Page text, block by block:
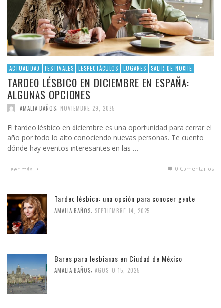
ACTUALIDAD FESTIVALES LESPECTÁCULOS LUGARES SALIR DE NOCHE
TARDEO LÉSBICO EN DICIEMBRE EN ESPAÑA:
ALGUNAS OPCIONES
AMALIA BAÑOS NOVIEMBRE 29, 2025
El tardeo lésbico en diciembre es una oportunidad para cerrar el
año por todo lo alto conociendo nuevas personas. Te cuento
dónde hay eventos interesantes en las …
Leer más 0 Comentarios
Tardeo lésbico: una opción para conocer gente
AMALIA BAÑOS SEPTIEMBRE 14, 2025
Bares para lesbianas en Ciudad de México
AMALIA BAÑOS AGOSTO 15, 2025